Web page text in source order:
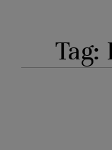
ÜBER
Tag: